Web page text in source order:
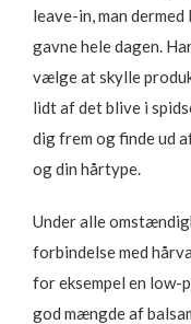
leave-in, man
gavne hele dagen.
vælge at skylle
lidt af det blive i
dig frem og finde ud
og din hårtype.
Under alle
forbindelse med
for eksempel en low-
god mængde af